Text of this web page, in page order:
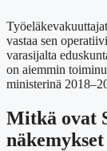
vastaa sen
varasijalta
on aiemmin
ministerinä
Mitkä ovat